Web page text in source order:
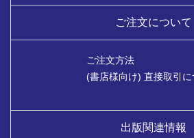
ご注文について
ご注文方法
(書店様向け) 直接取引に
出版関連情報